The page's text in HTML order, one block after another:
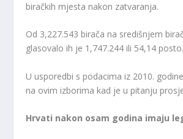
biračkih mjesta nakon zatvaranja.
Od 3,227.543 birača na središnjem
glasovalo ih je 1,747.244 ili 54,14 posto.
U usporedbi s podacima iz 2010.
na ovim izborima kad je u pitanju
Hrvati nakon osam godina imaju